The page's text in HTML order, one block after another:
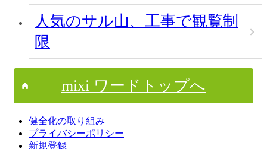
人気のサル山、工事で観覧制
限
mixi ワードトップへ
健全化の取り組み
プライバシーポリシー
新規登録